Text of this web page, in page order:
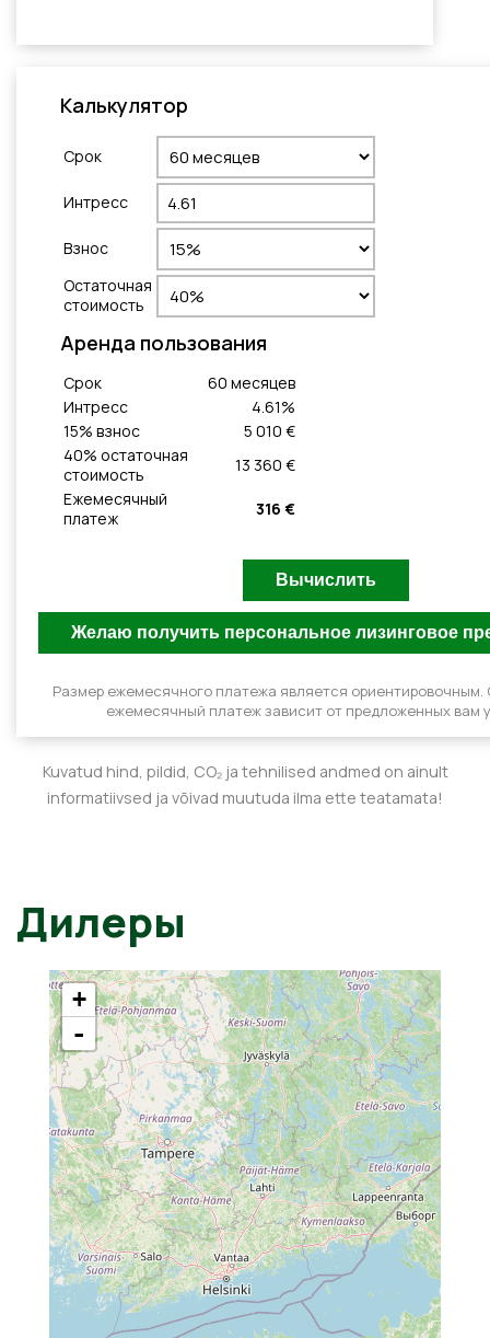
Калькулятор
Cрок
Интресс
Взнос
Остаточная
стоимость
Aренда пользования
Cрок 60 месяцeв
Интресс
4.61%
15% взнос
5 010 €
40% остаточная
стоимость
13 360 €
Ежемесячный
платеж
316 €
Размер ежемесячного платежа является
ежемесячный платеж зависит от предложенных вам
Kuvatud hind, pildid, CO₂ ja tehnilised andmed on ainult
informatiivsed ja võivad muutuda ilma ette teatamata!
Дилеры
+
-